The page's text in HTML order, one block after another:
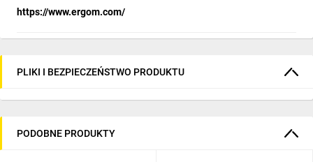
https://www.ergom.com/
PLIKI I BEZPIECZEŃSTWO PRODUKTU
PODOBNE PRODUKTY